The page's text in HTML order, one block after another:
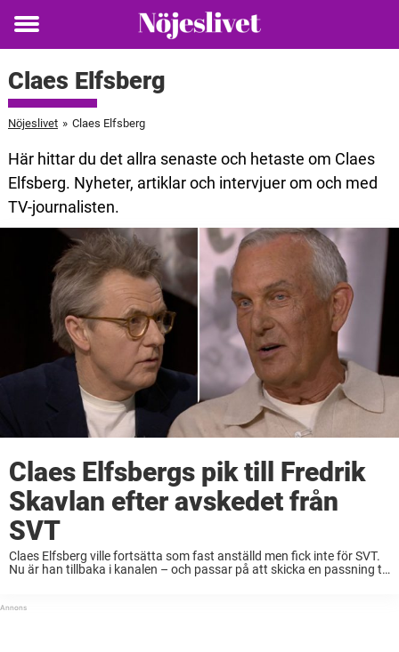
Toggle
Claes Elfsberg
Nöjeslivet » Claes Elfsberg
Här hittar du det allra senaste och hetaste om Claes
Elfsberg. Nyheter, artiklar och intervjuer om och med
TV-journalisten.
Claes Elfsbergs pik till Fredrik
Skavlan efter avskedet från
SVT
Claes Elfsberg ville fortsätta som fast anställd men fick inte för SVT.
Nu är han tillbaka i kanalen – och passar på att skicka en passning till